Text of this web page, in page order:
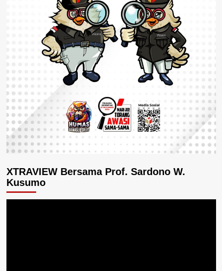
XTRAVIEW Bersama Prof. Sardono W.
Kusumo